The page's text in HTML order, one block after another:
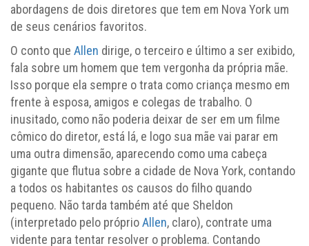
abordagens de dois diretores que tem em Nova York um
de seus cenários favoritos.
O conto que Allen dirige, o terceiro e último a ser exibido,
fala sobre um homem que tem vergonha da própria mãe.
Isso porque ela sempre o trata como criança mesmo em
frente à esposa, amigos e colegas de trabalho. O
inusitado, como não poderia deixar de ser em um filme
cômico do diretor, está lá, e logo sua mãe vai parar em
uma outra dimensão, aparecendo como uma cabeça
gigante que flutua sobre a cidade de Nova York, contando
a todos os habitantes os causos do filho quando
pequeno. Não tarda também até que Sheldon
(interpretado pelo próprioAllen, claro), contrate uma
vidente para tentar resolver o problema. Contando